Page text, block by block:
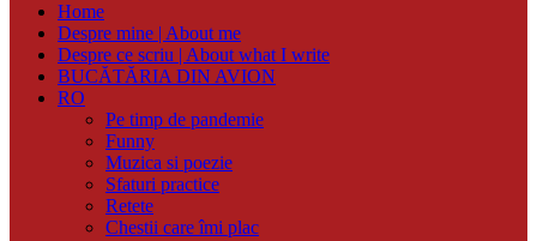
Home
Despre mine | About me
Despre ce scriu | About what I write
BUCĂTĂRIA DIN AVION
RO
Pe timp de pandemie
Funny
Muzica si poezie
Sfaturi practice
Retete
Chestii care îmi plac